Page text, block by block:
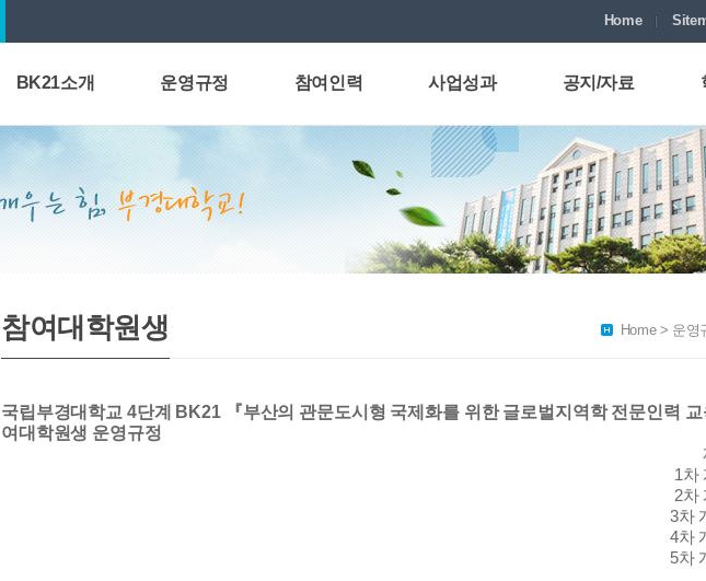
Home
BK21소개
인사말
오시는 길
운영규정
참여교수
참여대학원생
국제교류협력사업
참여인력
신진연구인력
사업성과
연구성과
보고서
참여교수 활동
공지/자료
공지사항
서식 및 자료
포토갤러리
참여대학원생 Home > 운영
국립부경대학교 4단계 BK21 『부산의 관문도시형 국제화를 위한 글로벌지역학 전문인력
여대학원생 운영규정
1 차
2차
3차
4차
5차